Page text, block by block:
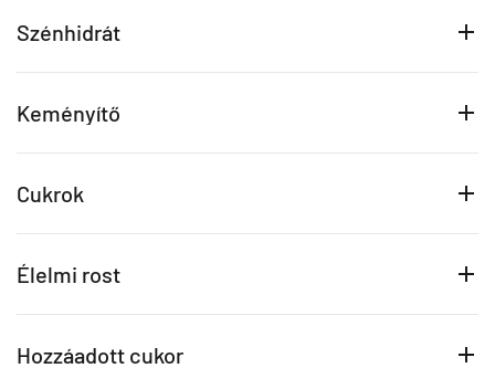
Szénhidrát
Keményítő
Cukrok
Élelmi rost
Hozzáadott cukor